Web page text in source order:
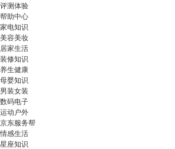
评测体验
帮助中心
家电知识
美容美妆
居家生活
装修知识
养生健康
母婴知识
男装女装
数码电子
运动户外
京东服务帮
情感生活
星座知识